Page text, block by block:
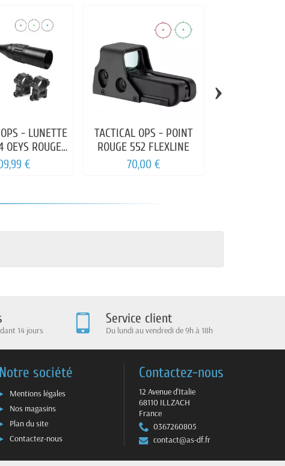
- LUNETTE
ROUGE
BLEU
€
TACTICAL OPS - POINT
ROUGE 552 FLEXLINE
70,00 €
›
14 jours
Service client
Du lundi au vendredi de 9h à 18h
Notre société
Mentions légales
Nos magasins
Plan du site
Contactez-nous
Contactez-nous
12 Avenue d'Italie
68110 ILLZACH
France
0367260805
contact@as-df.fr